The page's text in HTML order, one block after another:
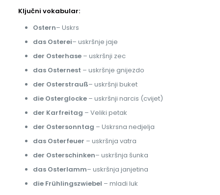
Ključni vokabular:
Ostern– Uskrs
das Osterei– uskršnje jaje
der Osterhase– uskršnji zec
das Osternest – uskršnje gnijezdo
der Osterstrauß– uskršnji buket
die Osterglocke – uskršnji narcis (cvijet)
der Karfreitag – Veliki petak
der Ostersonntag – Uskrsna nedjelja
das Osterfeuer – uskršnja vatra
der Osterschinken– uskršnja šunka
das Osterlamm– uskršnja janjetina
die Frühlingszwiebel – mladi luk